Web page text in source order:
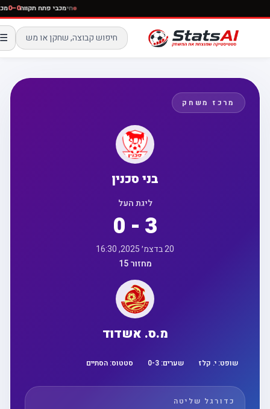
חימכבי פתח תקווה0–0
☰
מרכז משחק
בני סכנין
ליגת העל
0 - 3
20 בדצמ׳ 2025, 16:30
מחזור 15
מ.ס. אשדוד
שופט:י. קלז שערים: 0 -3 סטטוס:הסתיים
כדורגל שליטה